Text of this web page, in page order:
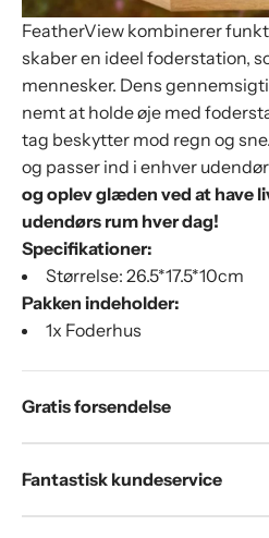
FeatherView kombinerer
skaber en ideel foderstation,
mennesker. Dens
nemt at holde øje med
tag beskytter mod regn og
og passer ind i enhver
og oplev glæden ved at have
udendørs rum hver dag!
Specifikationer:
Størrelse: 26.5*17.5*10cm
Pakken indeholder:
1x Foderhus
Gratis forsendelse
Fantastisk kundeservice